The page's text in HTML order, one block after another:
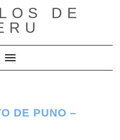
DE
Cambiar modo de navegación
DE PUNO –